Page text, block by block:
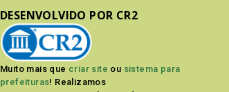
DESENVOLVIDO POR CR2
Muito mais que criar site ou sistema para
prefeituras! Realizamos